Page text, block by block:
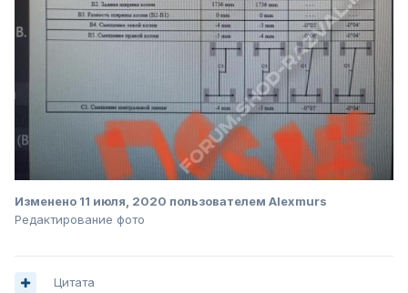
Изменено 11 июля, 2020 пользователем Alexmurs
Редактирование фото
Цитата